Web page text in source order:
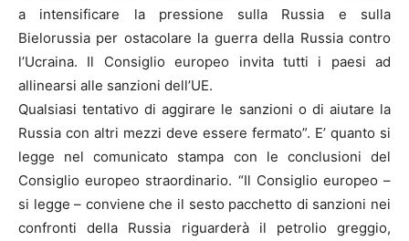
a intensificare la pressione sulla Russia e sulla
Bielorussia per ostacolare la guerra della Russia contro
l’Ucraina. Il Consiglio europeo invita tutti i paesi ad
allinearsi alle sanzioni dell’UE.
Qualsiasi tentativo di aggirare le sanzioni o di aiutare la
Russia con altri mezzi deve essere fermato”. E’ quanto si
legge nel comunicato stampa con le conclusioni del
Consiglio europeo straordinario. “Il Consiglio europeo –
si legge – conviene che il sesto pacchetto di sanzioni nei
confronti della Russia riguarderà il petrolio greggio,